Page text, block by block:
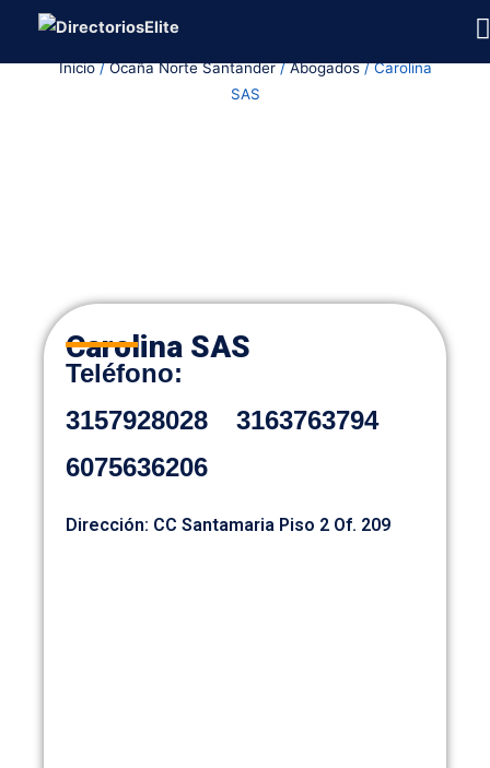
contenidoInicio/Ocaña Norte Santander/Abogados/ Carolina
SAS
Carolina SAS
Teléfono:
3157928028
3163763794
6075636206
Dirección: CC Santamaria Piso 2 Of. 209